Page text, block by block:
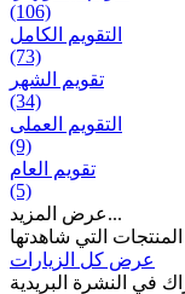
(106)
التقويم الكامل
(73)
تقويم الشهر
(34)
التقويم العملی
(9)
تقويم العام
(5)
عرض المزيد...
التي شاهدتها
عرض كل الزيارات
في النشرة البريدية